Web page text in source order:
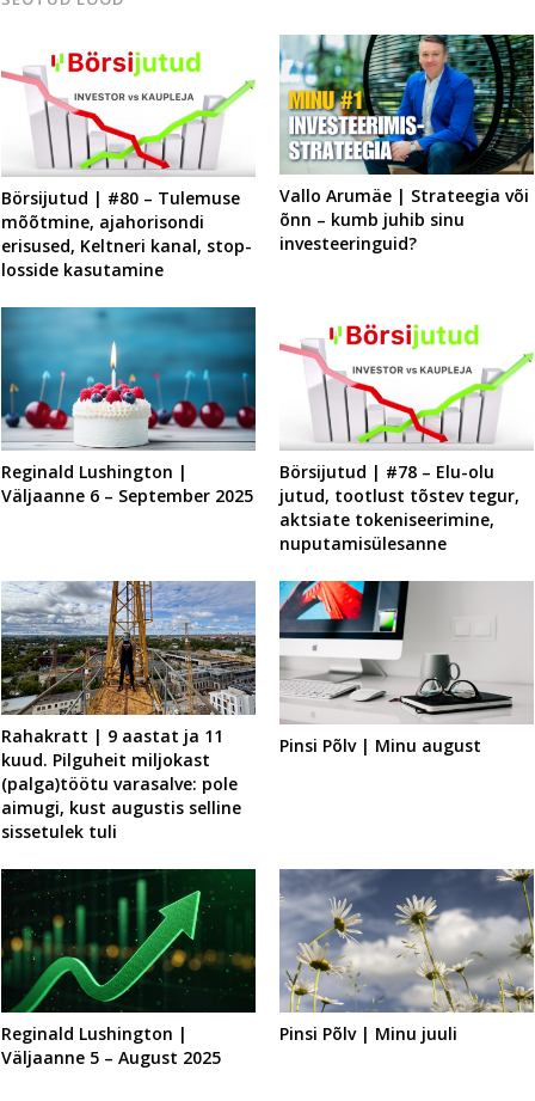
Börsijutud | #80 – Tulemuse
mõõtmine, ajahorisondi
erisused, Keltneri kanal, stop-
losside kasutamine
Vallo Arumäe | Strateegia või
õnn – kumb juhib sinu
investeeringuid?
Reginald Lushington |
Väljaanne 6 – September 2025
Börsijutud | #78 – Elu-olu
jutud, tootlust tõstev tegur,
aktsiate tokeniseerimine,
nuputamisülesanne
Rahakratt | 9 aastat ja 11
kuud. Pilguheit miljokast
(palga)töötu varasalve: pole
aimugi, kust augustis selline
sissetulek tuli
Pinsi Põlv | Minu august
Reginald Lushington |
Väljaanne 5 – August 2025
Pinsi Põlv | Minu juuli